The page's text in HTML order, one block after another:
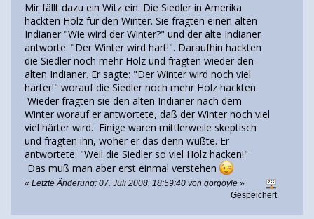
Mir fällt dazu ein Witz ein: Die Siedler in Amerika
hackten Holz für den Winter. Sie fragten einen alten
Indianer "Wie wird der Winter?" und der alte Indianer
antworte: "Der Winter wird hart!". Daraufhin hackten
die Siedler noch mehr Holz und fragten wieder den
alten Indianer. Er sagte: "Der Winter wird noch viel
härter!" worauf die Siedler noch mehr Holz hackten.
Wieder fragten sie den alten Indianer nach dem
Winter worauf er antwortete, daß der Winter noch viel
viel härter wird. Einige waren mittlerweile skeptisch
und fragten ihn, woher er das denn wüßte. Er
antwortete: "Weil die Siedler so viel Holz hacken!"
Das muß man aber erst einmal verstehen
« Letzte Änderung: 07. Juli 2008, 18:59:40 von gorgoyle »
Gespeichert